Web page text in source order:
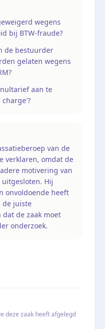
wegens
bij BTW-fraude?
de bestuurder
gelaten wegens
aan te
van de
verklaren, omdat de
motivering van
Hij
onvoldoende heeft
de juiste
de zaak moet
onderzoek.
deze zaak heeft afgelegd